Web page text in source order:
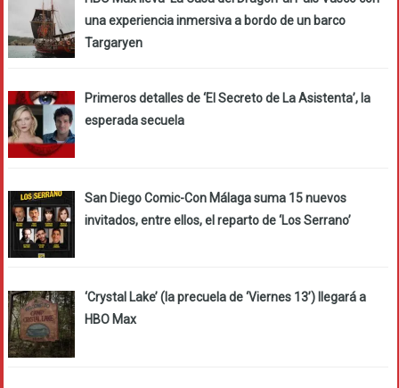
una experiencia inmersiva a bordo de un barco
Targaryen
Primeros detalles de ‘El Secreto de La Asistenta’, la
esperada secuela
San Diego Comic-Con Málaga suma 15 nuevos
invitados, entre ellos, el reparto de ‘Los Serrano’
‘Crystal Lake’ (la precuela de ‘Viernes 13’) llegará a
HBO Max